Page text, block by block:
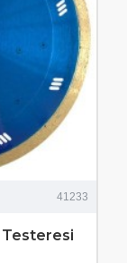
41233